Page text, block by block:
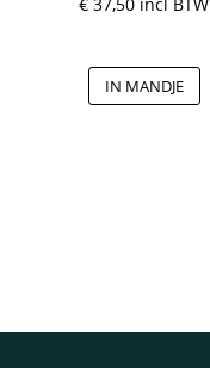
IN MANDJE